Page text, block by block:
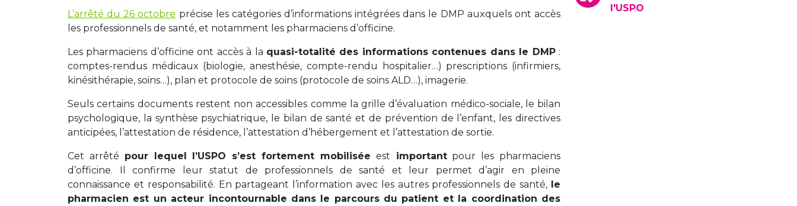
L’arrêté du 26 octobre précise les catégories d’informations intégrées dans le DMP auxquels ont accès
les professionnels de santé, et notamment les pharmaciens d’officine.
Les pharmaciens d’officine ont accès à la quasi-totalité des informations contenues dans le DMP:
comptes-rendus médicaux (biologie, anesthésie, compte-rendu hospitalier…) prescriptions (infirmiers,
kinésithérapie, soins…), plan et protocole de soins (protocole de soins ALD…), imagerie.
Seuls certains documents restent non accessibles comme la grille d’évaluation médico-sociale, le bilan
psychologique, la synthèse psychiatrique, le bilan de santé et de prévention de l’enfant, les directives
anticipées, l’attestation de résidence, l’attestation d’hébergement et l’attestation de sortie.
Cet arrêté pour lequel l’USPO s’est fortement mobilisée est importantpour les pharmaciens
d’officine. Il confirme leur statut de professionnels de santé et leur permet d’agir en pleine
connaissance et responsabilité. En partageant l’information avec les autres professionnels de santé, le
pharmacien est un acteur incontournable dans le parcours du patient et la coordination des
l'USPO